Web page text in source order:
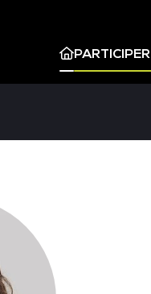
PARTICIPER